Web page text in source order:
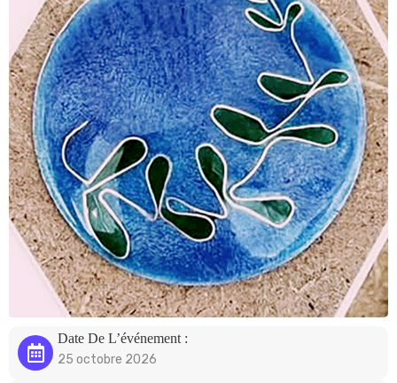
Date De L’événement :
25 octobre 2026